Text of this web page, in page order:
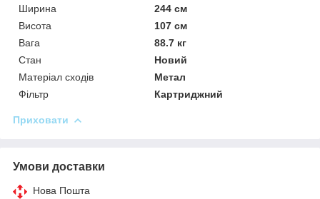
Ширина
244 см
Висота
107 см
Вага
88.7 кг
Стан
Новий
Матеріал сходів
Метал
Фільтр
Картриджний
Приховати
Умови доставки
Нова Пошта